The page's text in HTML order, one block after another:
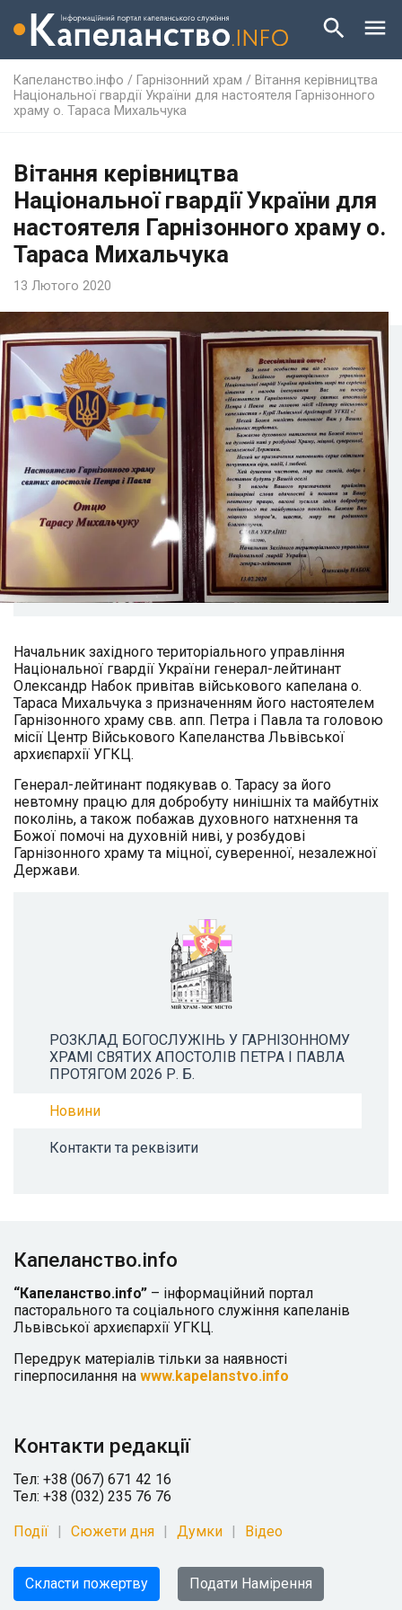
Капеланство.інфо / Гарнізонний храм / Вітання керівництва
Національної гвардії України для настоятеля Гарнізонного
храму о. Тараса Михальчука
Вітання керівництва
Національної гвардії України для
настоятеля Гарнізонного храму о.
Тараса Михальчука
13 Лютого 2020
Начальник західного територіального управління
Національної гвардії України генерал-лейтинант
Олександр Набок привітав військового капелана о.
Тараса Михальчука з призначенням його настоятелем
Гарнізонного храму свв. апп. Петра і Павла та головою
місії Центр Військового Капеланства Львівської
архиєпархії УГКЦ.
Генерал-лейтинант подякував о. Тарасу за його
невтомну працю для добробуту нинішніх та майбутніх
поколінь, а також побажав духовного натхнення та
Божої помочі на духовній ниві, у розбудові
Гарнізонного храму та міцної, суверенної, незалежної
Держави.
РОЗКЛАД БОГОСЛУЖІНЬ У ГАРНІЗОННОМУ
ХРАМІ СВЯТИХ АПОСТОЛІВ ПЕТРА І ПАВЛА
ПРОТЯГОМ 2026 Р. Б.
Новини
Контакти та реквізити
Капеланство.info
“Капеланство.info” – інформаційний портал
пасторального та соціального служіння капеланів
Львівської архиєпархії УГКЦ.
Передрук матеріалів тільки за наявності
гіперпосилання на www.kapelanstvo.info
Контакти редакції
Тел: +38 (067) 671 42 16
Тел: +38 (032) 235 76 76
Події Сюжети дня Думки Відео
Скласти пожертву Подати Намірення